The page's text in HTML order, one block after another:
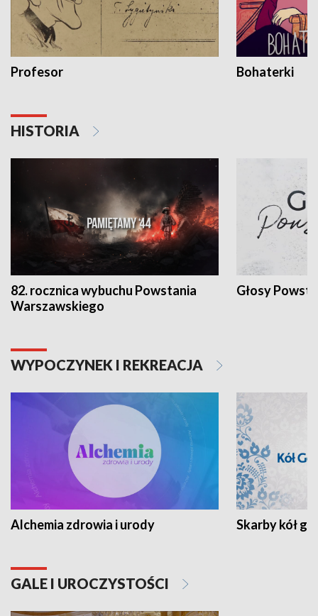
Profesor Bohaterki
HISTORIA
82. rocznica wybuchu Powstania
Warszawskiego
Głosy
WYPOCZYNEK I REKREACJA
Alchemia zdrowia i urody Skarby kół
GALE I UROCZYSTOŚCI